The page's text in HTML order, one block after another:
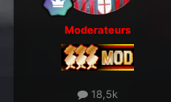
Moderateurs
18,5k